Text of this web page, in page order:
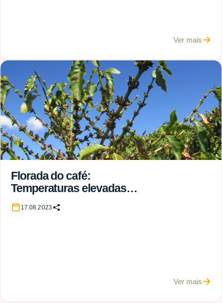
Ver mais
Florada do café:
Temperaturas elevadas
podem prejudicar o
pegamento
17.08.2023
Ver mais